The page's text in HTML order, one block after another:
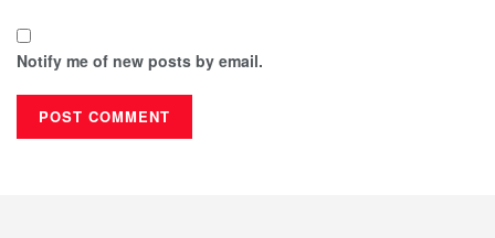
Notify me of new posts by email.